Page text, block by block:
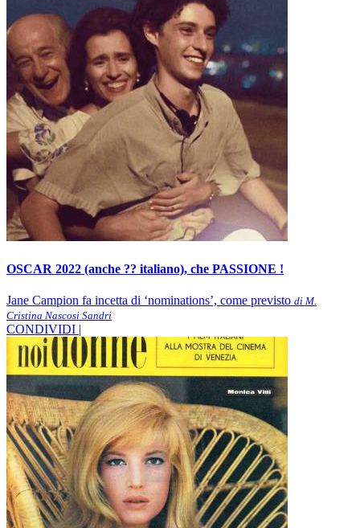
OSCAR 2022 (anche ?? italiano), che PASSIONE !
Jane Campion fa incetta di ‘nominations’, come previsto di M.
Cristina Nascosi Sandri
CONDIVIDI |